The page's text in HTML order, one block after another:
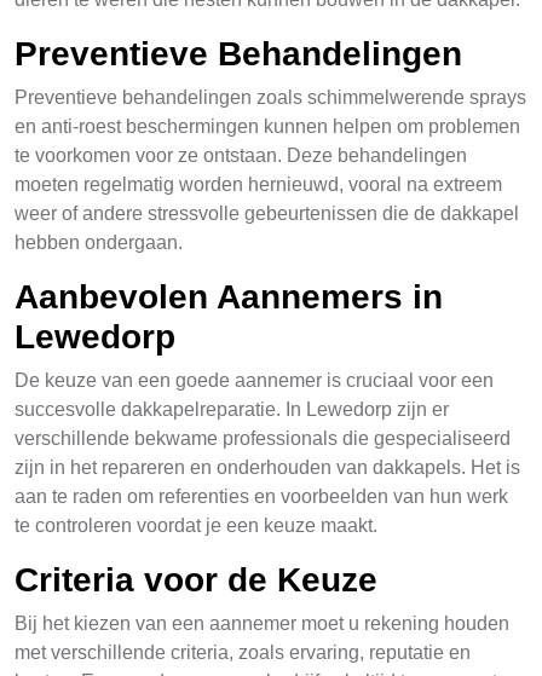
Preventieve Behandelingen
Preventieve behandelingen zoals schimmelwerende sprays
en anti-roest beschermingen kunnen helpen om problemen
te voorkomen voor ze ontstaan. Deze behandelingen
moeten regelmatig worden hernieuwd, vooral na extreem
weer of andere stressvolle gebeurtenissen die de dakkapel
hebben ondergaan.
Aanbevolen Aannemers in
Lewedorp
De keuze van een goede aannemer is cruciaal voor een
succesvolle dakkapelreparatie. In Lewedorp zijn er
verschillende bekwame professionals die gespecialiseerd
zijn in het repareren en onderhouden van dakkapels. Het is
aan te raden om referenties en voorbeelden van hun werk
te controleren voordat je een keuze maakt.
Criteria voor de Keuze
Bij het kiezen van een aannemer moet u rekening houden
met verschillende criteria, zoals ervaring, reputatie en